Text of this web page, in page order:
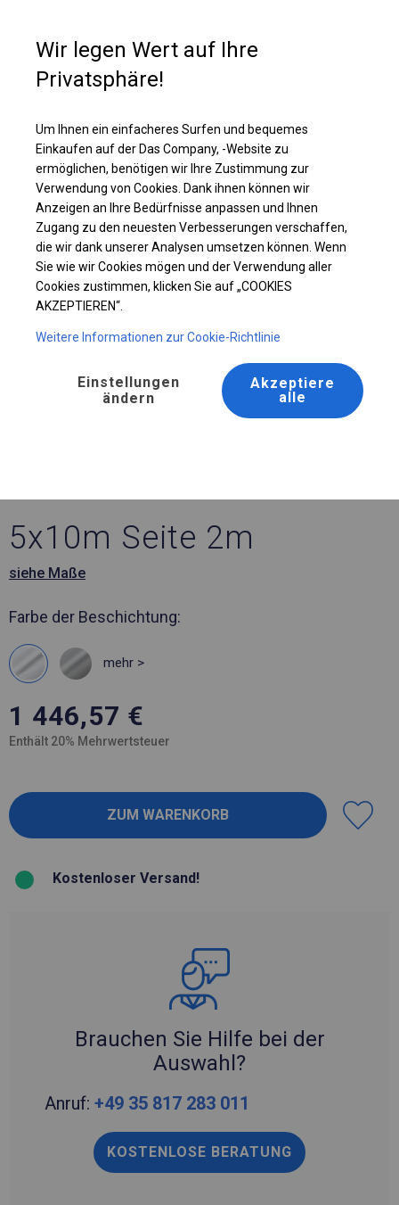
Solides Lager- und Garagenzelt | 5x10 m
5x10m Seite 2m
siehe Maße
Farbe der Beschichtung:
mehr >
1 446,57 €
Enthält 20% Mehrwertsteuer
Kostenloser Versand!
Brauchen Sie Hilfe bei der
Auswahl?
Anruf: +49 35 817 283 011
KOSTENLOSE BERATUNG
Wir legen Wert auf Ihre
Privatsphäre!
Um Ihnen ein einfacheres Surfen und bequemes
Einkaufen auf der Das Company, -Website zu
ermöglichen, benötigen wir Ihre Zustimmung zur
Verwendung von Cookies. Dank ihnen können wir
Anzeigen an Ihre Bedürfnisse anpassen und Ihnen
Zugang zu den neuesten Verbesserungen verschaffen,
die wir dank unserer Analysen umsetzen können. Wenn
Sie wie wir Cookies mögen und der Verwendung aller
Cookies zustimmen, klicken Sie auf „COOKIES
AKZEPTIEREN“.
Weitere Informationen zur Cookie-Richtlinie
Einstellungen
ändern
Akzeptiere
alle